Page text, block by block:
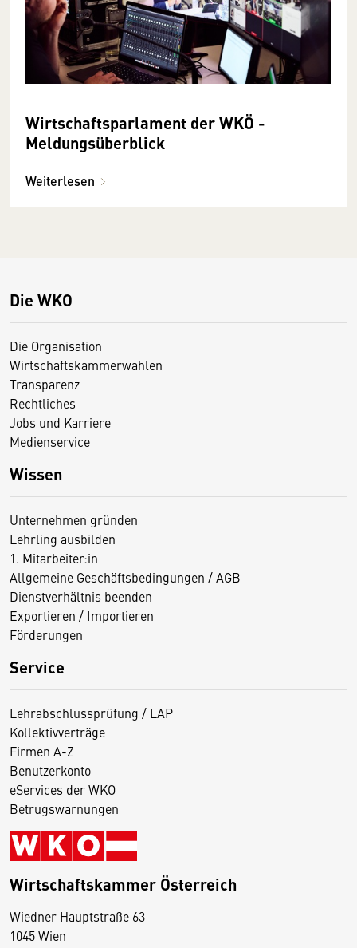
Wirtschaftsparlament der WKÖ -
Meldungsüberblick
Weiterlesen
Die WKO
Die Organisation
Wirtschaftskammerwahlen
Transparenz
Rechtliches
Jobs und Karriere
Medienservice
Wissen
Unternehmen gründen
Lehrling ausbilden
1. Mitarbeiter:in
Allgemeine Geschäftsbedingungen / AGB
Dienstverhältnis beenden
Exportieren / Importieren
Förderungen
Service
Lehrabschlussprüfung / LAP
Kollektivverträge
Firmen A-Z
Benutzerkonto
eServices der WKO
Betrugswarnungen
Wirtschaftskammer Österreich
Wiedner Hauptstraße 63
1045 Wien
D